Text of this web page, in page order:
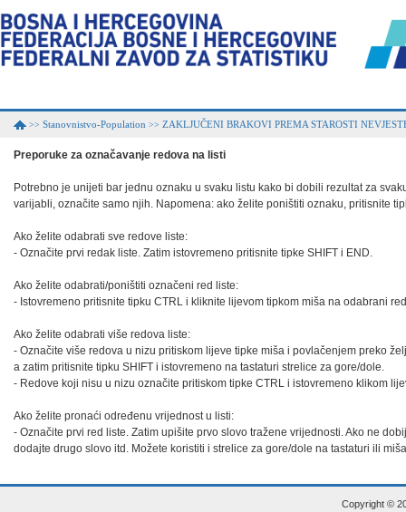
>> Stanovnistvo-Population >> ZAKLJUČENI BRAKOVI PREMA STAROSTI
Preporuke za označavanje redova na listi
Potrebno je unijeti bar jednu oznaku u svaku listu kako bi dobili rezultat za
varijabli, označite samo njih. Napomena: ako želite poništiti oznaku, pritisnite
Ako želite odabrati sve redove liste:
- Označite prvi redak liste. Zatim istovremeno pritisnite tipke SHIFT i END.
Ako želite odabrati/poništiti označeni red liste:
- Istovremeno pritisnite tipku CTRL i kliknite lijevom tipkom miša na odabrani
Ako želite odabrati više redova liste:
- Označite više redova u nizu pritiskom lijeve tipke miša i povlačenjem preko
a zatim pritisnite tipku SHIFT i istovremeno na tastaturi strelice za gore/dole.
- Redove koji nisu u nizu označite pritiskom tipke CTRL i istovremeno klikom
Ako želite pronaći određenu vrijednost u listi:
- Označite prvi red liste. Zatim upišite prvo slovo tražene vrijednosti. Ako ne
dodajte drugo slovo itd. Možete koristiti i strelice za gore/dole na tastaturi ili
Copyright ©